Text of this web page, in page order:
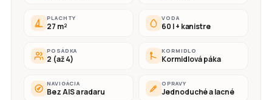
PLACHTY
27 m²
VODA
60 l + kanistre
POSÁDKA
2 (až 4)
KORMIDLO
Kormidlová páka
NAVIGÁCIA
Bez AIS a radaru
OPRAVY
Jednoduché a lacné